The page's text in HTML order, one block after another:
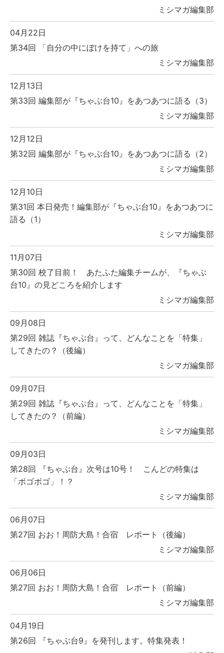
ミシマガ編集部
04月22日
第34回 「自分の中にぼけを持て」への旅
ミシマガ編集部
12月13日
第33回 編集部が『ちゃぶ台10』をあつあつに語る（3）
ミシマガ編集部
12月12日
第32回 編集部が『ちゃぶ台10』をあつあつに語る（2）
ミシマガ編集部
12月10日
第31回 本日発売！編集部が『ちゃぶ台10』をあつあつに
語る（1）
ミシマガ編集部
11月07日
第30回 校了目前！ あたふた編集チームが、『ちゃぶ
台10』の見どころを紹介します
ミシマガ編集部
09月08日
第29回 雑誌『ちゃぶ台』って、どんなことを「特集」
してきたの？（後編）
ミシマガ編集部
09月07日
第29回 雑誌『ちゃぶ台』って、どんなことを「特集」
してきたの？（前編）
ミシマガ編集部
09月03日
第28回 『ちゃぶ台』次号は10号！ こんどの特集は
「ボゴボゴ」！？
ミシマガ編集部
06月07日
第27回 おお！周防大島！合宿 レポート（後編）
ミシマガ編集部
06月06日
第27回 おお！周防大島！合宿 レポート（前編）
ミシマガ編集部
04月19日
第26回 『ちゃぶ台9』を発刊します。特集発表！